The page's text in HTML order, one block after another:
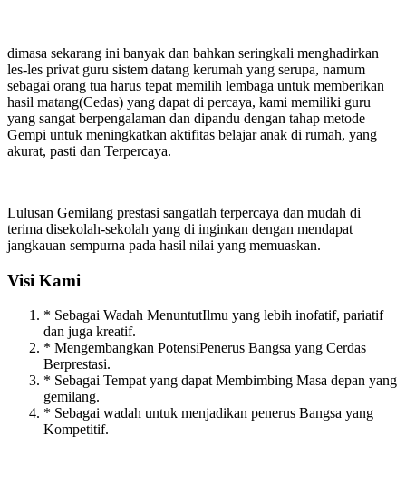
dimasa sekarang ini banyak dan bahkan seringkali menghadirkan
les-les privat guru sistem datang kerumah yang serupa, namum
sebagai orang tua harus tepat memilih lembaga untuk memberikan
hasil matang(Cedas) yang dapat di percaya, kami memiliki guru
yang sangat berpengalaman dan dipandu dengan tahap metode
Gempi untuk meningkatkan aktifitas belajar anak di rumah, yang
akurat, pasti dan Terpercaya.
Lulusan Gemilang prestasi sangatlah terpercaya dan mudah di
terima disekolah-sekolah yang di inginkan dengan mendapat
jangkauan sempurna pada hasil nilai yang memuaskan.
Visi Kami
* Sebagai Wadah MenuntutIlmu yang lebih inofatif, pariatif
dan juga kreatif.
* Mengembangkan PotensiPenerus Bangsa yang Cerdas
Berprestasi.
* Sebagai Tempat yang dapat Membimbing Masa depan yang
gemilang.
* Sebagai wadah untuk menjadikan penerus Bangsa yang
Kompetitif.